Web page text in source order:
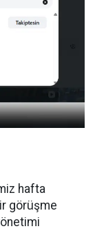
hafta
görüşme